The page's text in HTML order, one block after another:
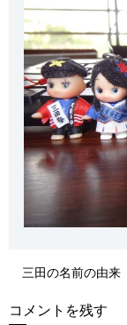
三田の名前の由来
コメントを残す